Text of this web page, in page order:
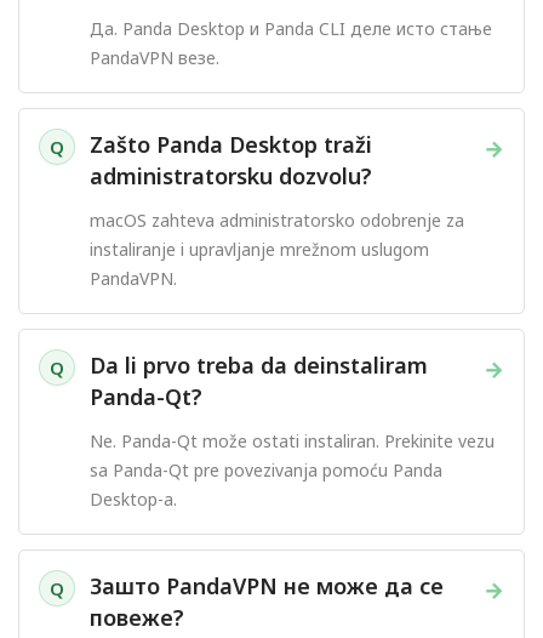
Да. Panda Desktop и Panda CLI деле исто стање
PandaVPN везе.
Q →
Zašto Panda Desktop traži
administratorsku dozvolu?
macOS zahteva administratorsko odobrenje za
instaliranje i upravljanje mrežnom uslugom
PandaVPN.
Q →
Da li prvo treba da deinstaliram
Panda-Qt?
Ne. Panda-Qt može ostati instaliran. Prekinite vezu
sa Panda-Qt pre povezivanja pomoću Panda
Desktop-a.
Q →
Зашто PandaVPN не може да се
повеже?